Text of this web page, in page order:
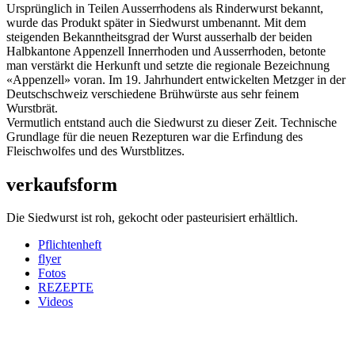
Ursprünglich in Teilen Ausserrhodens als Rinderwurst bekannt,
wurde das Produkt später in Siedwurst umbenannt. Mit dem
steigenden Bekanntheitsgrad der Wurst ausserhalb der beiden
Halbkantone Appenzell Innerrhoden und Ausserrhoden, betonte
man verstärkt die Herkunft und setzte die regionale Bezeichnung
«Appenzell» voran. Im 19. Jahrhundert entwickelten Metzger in der
Deutschschweiz verschiedene Brühwürste aus sehr feinem
Wurstbrät.
Vermutlich entstand auch die Siedwurst zu dieser Zeit. Technische
Grundlage für die neuen Rezepturen war die Erfindung des
Fleischwolfes und des Wurstblitzes.
verkaufsform
Die Siedwurst ist roh, gekocht oder pasteurisiert erhältlich.
Pflichtenheft
flyer
Fotos
REZEPTE
Videos